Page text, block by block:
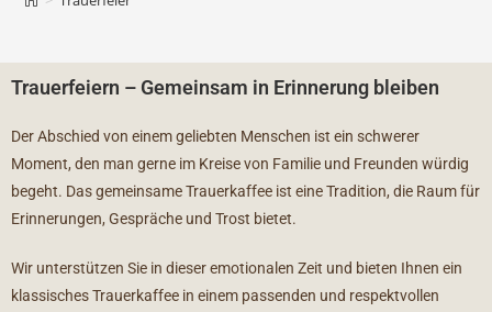
Trauerfeiern – Gemeinsam in Erinnerung bleiben
Der Abschied von einem geliebten Menschen ist ein schwerer
Moment, den man gerne im Kreise von Familie und Freunden würdig
begeht. Das gemeinsame Trauerkaffee ist eine Tradition, die Raum für
Erinnerungen, Gespräche und Trost bietet.
Wir unterstützen Sie in dieser emotionalen Zeit und bieten Ihnen ein
klassisches Trauerkaffee in einem passenden und respektvollen